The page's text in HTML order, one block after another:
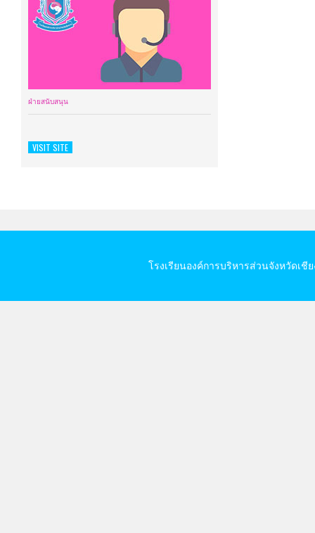
ฝ่ายสนับสนุน
VISIT SITE
โรงเรียนองค์การบริหารส่วนจังหวัดเชี